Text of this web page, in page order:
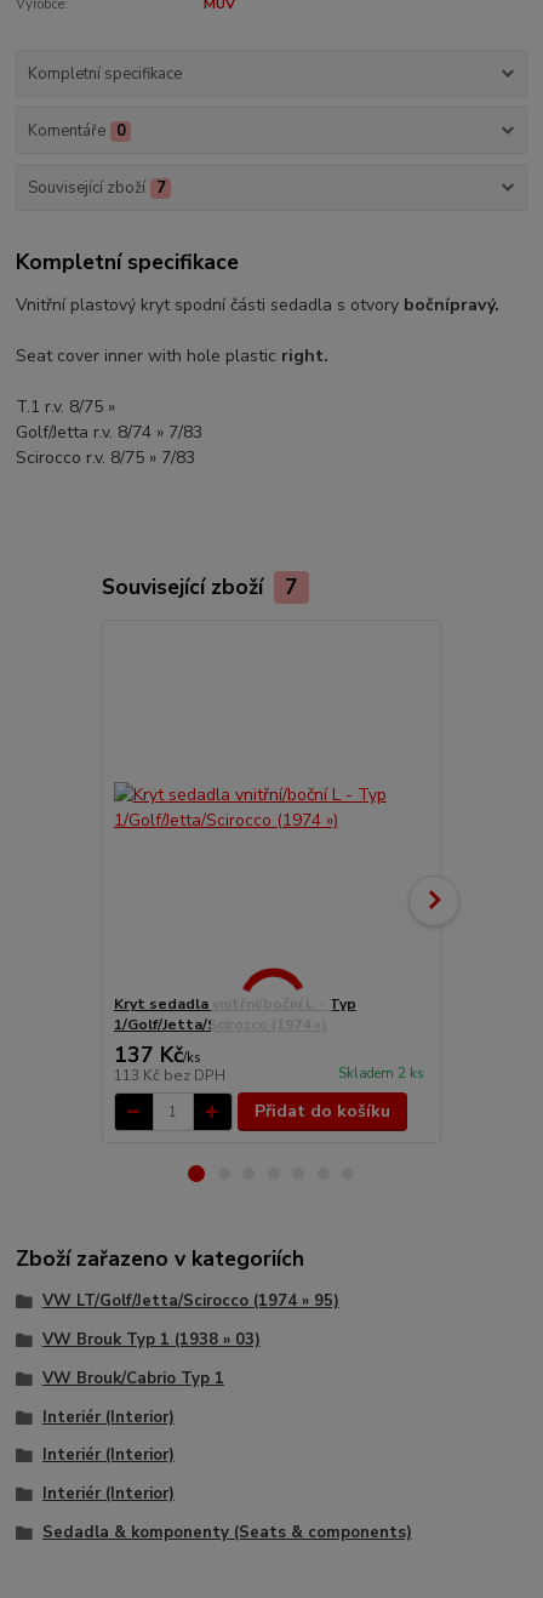
Výrobce:
MUV
Kompletní specifikace
Komentáře 0
Související zboží 7
Kompletní specifikace
Vnitřní plastový kryt spodní části sedadla s otvory bočnípravý.
Seat cover inner with hole plastic right.
T.1 r.v. 8/75 »
Golf/Jetta r.v. 8/74 » 7/83
Scirocco r.v. 8/75 » 7/83
Související zboží 7
Kryt sedadla vnitřní/boční L - Typ
1/Golf/Jetta/Scirocco (1974 »)
137 Kč/ks
113 Kč bez DPH Skladem 2 ks
Přidat do košíku
Zboží zařazeno v kategoriích
VW LT/Golf/Jetta/Scirocco (1974 » 95)
VW Brouk Typ 1 (1938 » 03)
VW Brouk/Cabrio Typ 1
Interiér (Interior)
Interiér (Interior)
Interiér (Interior)
Sedadla & komponenty (Seats & components)